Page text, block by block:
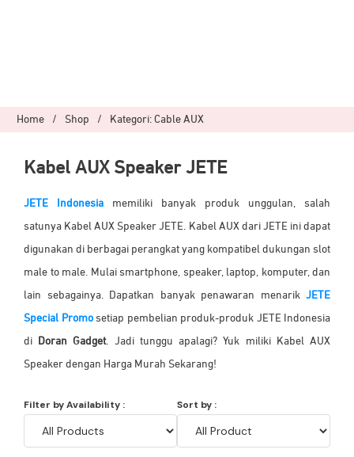
Home / Shop / Kategori: Cable AUX
Kabel AUX Speaker JETE
JETE Indonesia memiliki banyak produk unggulan, salah
satunya Kabel AUX Speaker JETE. Kabel AUX dari JETE ini dapat
digunakan di berbagai perangkat yang kompatibel dukungan slot
male to male. Mulai smartphone, speaker, laptop, komputer, dan
lain sebagainya.Dapatkan banyak penawaran menarik JETE
Special Promosetiap pembelian produk-produk JETE Indonesia
di Doran Gadget. Jadi tunggu apalagi? Yuk miliki Kabel AUX
Speaker dengan Harga Murah Sekarang!
Filter by Availability : Sort by :